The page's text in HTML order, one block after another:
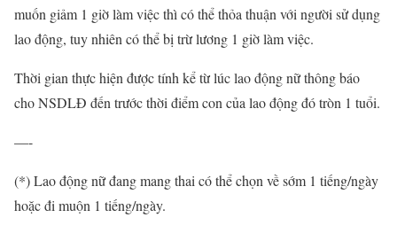
muốn giảm 1 giờ làm việc thì có thể thỏa thuận với người sử dụng
lao động, tuy nhiên có thể bị trừ lương 1 giờ làm việc.
Thời gian thực hiện được tính kể từ lúc lao động nữ thông báo
cho NSDLĐ đến trước thời điểm con của lao động đó tròn 1 tuổi.
—-
(*) Lao động nữ đang mang thai có thể chọn về sớm 1 tiếng/ngày
hoặc đi muộn 1 tiếng/ngày.